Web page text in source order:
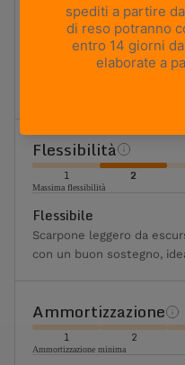
UTILIZZO
Hiking e approach
Based on size US 8 (Half Pair)
Flessibilità
1 2
Massima flessibilità
Flessibile
Scarpone leggero da
con un buon sostegno,
Ammortizzazione
1 2
Ammortizzazione minima